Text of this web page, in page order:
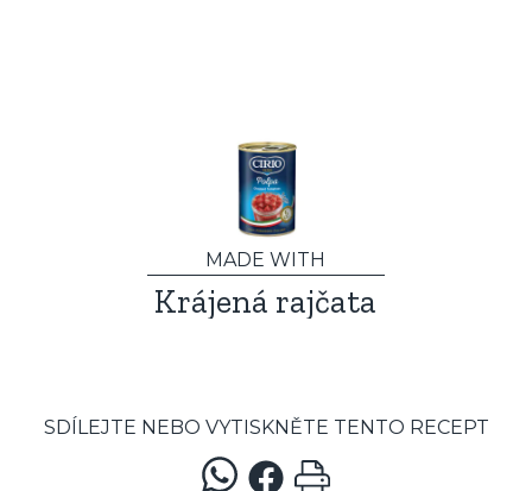
MADE WITH
Krájená rajčata
SDÍLEJTE NEBO VYTISKNĚTE TENTO RECEPT